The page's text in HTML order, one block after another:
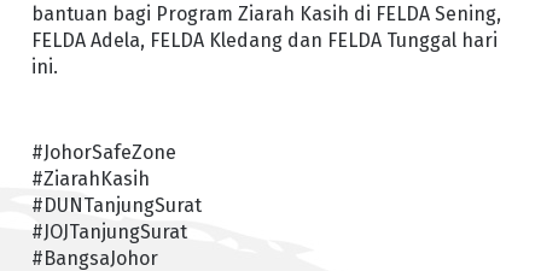
bantuan bagi Program Ziarah Kasih di FELDA Sening,
FELDA Adela, FELDA Kledang dan FELDA Tunggal hari
ini.
#JohorSafeZone
#ZiarahKasih
#DUNTanjungSurat
#JOJTanjungSurat
#BangsaJohor